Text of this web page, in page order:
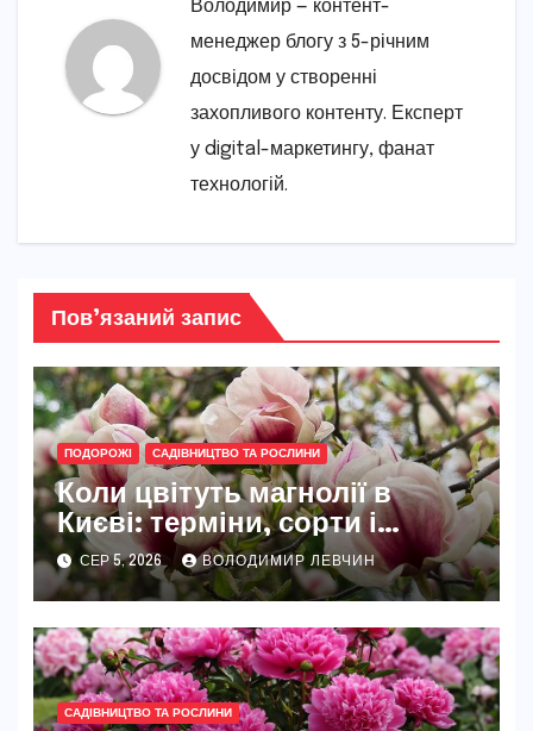
Володимир — контент-
менеджер блогу з 5-річним
досвідом у створенні
захопливого контенту. Експерт
у digital-маркетингу, фанат
технологій.
Пов’язаний запис
ПОДОРОЖІ САДІВНИЦТВО ТА РОСЛИНИ
Коли цвітуть магнолії в
Києві: терміни, сорти і
найкращі місця
СЕР 5, 2026 ВОЛОДИМИР ЛЕВЧИН
САДІВНИЦТВО ТА РОСЛИНИ